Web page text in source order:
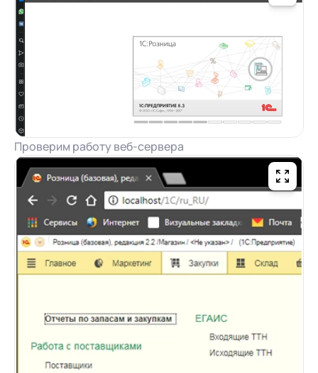
Проверим работу веб-сервера